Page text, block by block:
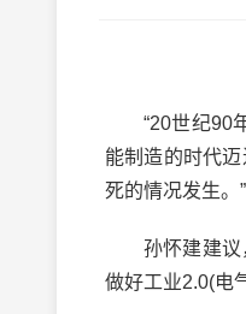
“20世纪90年
能制造的时代
死的情况发生。
孙怀建建议，
做好工业2.0(电